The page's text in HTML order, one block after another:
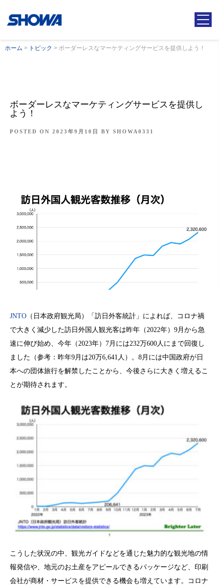
ホーム > トピック > ボーダーレスなマーケティングサービスを提供しよう！
ボーダーレスなマーケティングサービスを提供し
よう！
POSTED ON 2023年9月10日 BY SHOWA0331
JNTO （日本政府観光局）「訪日外客統計」によれば、コロナ禍
で大きく減少した訪日外国人観光客は昨年（2022年）9月から急
速に伸び始め、今年（2023年）7月には232万600人にまで回復し
ました（参考：昨年9月は20万6,641人）。8月には中国政府が日
本への団体旅行を解禁したことから、今後さらに大きく増えるこ
とが期待されます。
こうした状況の中、観光ガイドなどを通じた魅力的な観光地の情
報発信や、地元のお土産をアピールできるパッケージなど、印刷
会社が商材・サービスを提供できる機会も増えています。コロナ